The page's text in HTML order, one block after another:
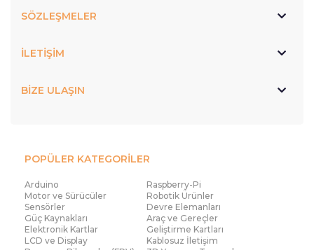
SÖZLEŞMELER
İLETİŞİM
BİZE ULAŞIN
POPÜLER KATEGORİLER
Arduino
Raspberry-Pi
Motor ve Sürücüler
Robotik Ürünler
Sensörler
Devre Elemanları
Güç Kaynakları
Araç ve Gereçler
Elektronik Kartlar
Geliştirme Kartları
LCD ve Display
Kablosuz İletişim